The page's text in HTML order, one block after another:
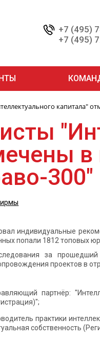
+7 (495)
+7 (495)
капитала"
в
300"
индивидуальные
попали 1812 топовых
за
проектов в
партнёр:
практики
собственность